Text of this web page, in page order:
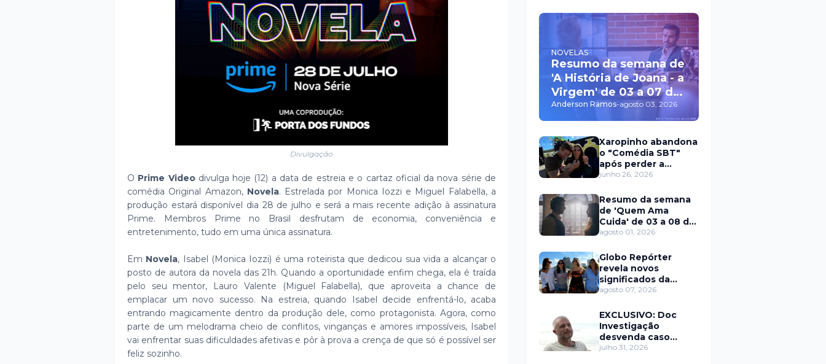
Divulgação
O Prime Videodivulga hoje (12) a data de estreia e o cartaz oficial da nova série de
comédia Original Amazon, Novela. Estrelada por Monica Iozzi e Miguel Falabella, a
produção estará disponível dia 28 de julho e será a mais recente adição à assinatura
Prime. Membros Prime no Brasil desfrutam de economia, conveniência e
entretenimento, tudo em uma única assinatura.
Em Novela, Isabel (Monica Iozzi) é uma roteirista que dedicou sua vida a alcançar o
posto de autora da novela das 21h. Quando a oportunidade enfim chega, ela é traída
pelo seu mentor, Lauro Valente (Miguel Falabella), que aproveita a chance de
emplacar um novo sucesso. Na estreia, quando Isabel decide enfrentá-lo, acaba
entrando magicamente dentro da produção dele, como protagonista. Agora, como
parte de um melodrama cheio de conflitos, vinganças e amores impossíveis, Isabel
vai enfrentar suas dificuldades afetivas e pôr à prova a crença de que só é possível ser
feliz sozinho.
NOVELAS
Resumo da semana de
'A História de Joana - a
Virgem' de 03 a 07 de
agosto
Anderson Ramos-agosto 03, 2026
Xaropinho abandona
o "Comédia SBT"
após perder a
paciência com Sarro
junho 26, 2026
Resumo da semana
de 'Quem Ama
Cuida' de 03 a 08 de
agosto
agosto 01, 2026
Globo Repórter
revela novos
significados da
solteirice no Brasil e
nos relacionamentos
agosto 07, 2026
EXCLUSIVO: Doc
Investigação
desvenda caso
Eduardo Martins e
julho 31, 2026